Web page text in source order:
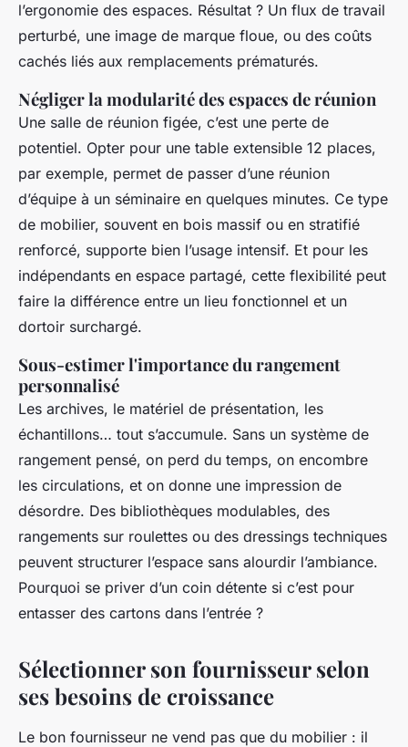
l’ergonomie des espaces. Résultat ? Un flux de travail
perturbé, une image de marque floue, ou des coûts
cachés liés aux remplacements prématurés.
Négliger la modularité des espaces de réunion
Une salle de réunion figée, c’est une perte de
potentiel. Opter pour une table extensible 12 places,
par exemple, permet de passer d’une réunion
d’équipe à un séminaire en quelques minutes. Ce type
de mobilier, souvent en bois massif ou en stratifié
renforcé, supporte bien l’usage intensif. Et pour les
indépendants en espace partagé, cette flexibilité peut
faire la différence entre un lieu fonctionnel et un
dortoir surchargé.
Sous-estimer l'importance du rangement
personnalisé
Les archives, le matériel de présentation, les
échantillons… tout s’accumule. Sans un système de
rangement pensé, on perd du temps, on encombre
les circulations, et on donne une impression de
désordre. Des bibliothèques modulables, des
rangements sur roulettes ou des dressings techniques
peuvent structurer l’espace sans alourdir l’ambiance.
Pourquoi se priver d’un coin détente si c’est pour
entasser des cartons dans l’entrée ?
Sélectionner son fournisseur selon
ses besoins de croissance
Le bon fournisseur ne vend pas que du mobilier : il